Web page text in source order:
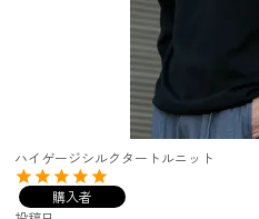
ハイゲージシルクタートルニット
購入者